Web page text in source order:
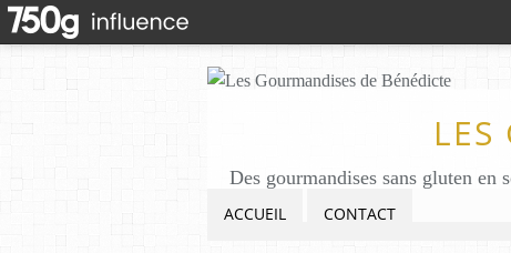
LES
ACCUEIL CONTACT